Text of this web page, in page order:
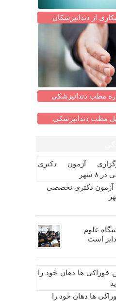
از دندانپزشکان
مطب دندانپزشکی
مطب دندانپزشکی
آزمون دکتری تخصصی
علوم
است
ها دهان خود را